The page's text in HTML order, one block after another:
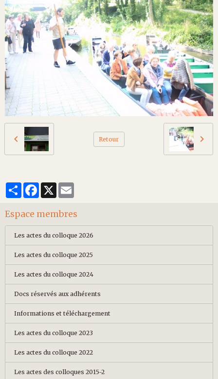
Retour
PartagerFacebook
X
Espace membres
Les actes du colloque 2026
Les actes du colloque 2025
Les actes du colloque 2024
Docs réservés aux adhérents
Informations et téléchargement
Les actes du colloque 2023
Les actes du colloque 2022
Les actes des colloques 2015-2